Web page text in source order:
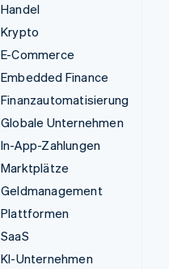
Handel
Krypto
E-Commerce
Embedded Finance
Finanzautomatisierung
Globale Unternehmen
In-App-Zahlungen
Marktplätze
Geldmanagement
Plattformen
SaaS
KI-Unternehmen